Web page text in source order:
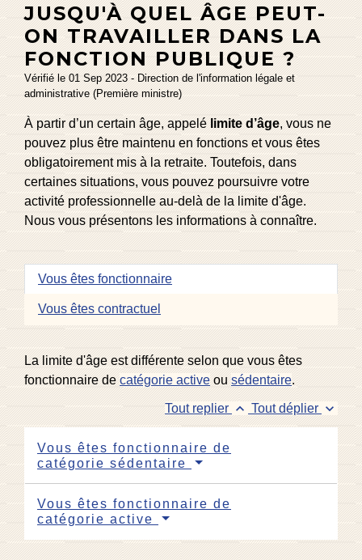
JUSQU'À QUEL ÂGE PEUT-
ON TRAVAILLER DANS LA
FONCTION PUBLIQUE ?
Vérifié le 01 Sep 2023 - Direction de l'information légale et
administrative (Première ministre)
À partir d’un certain âge, appelé limite d’âge, vous ne
pouvez plus être maintenu en fonctions et vous êtes
obligatoirement mis à la retraite. Toutefois, dans
certaines situations, vous pouvez poursuivre votre
activité professionnelle au-delà de la limite d'âge.
Nous vous présentons les informations à connaître.
Vous êtes fonctionnaire
Vous êtes contractuel
La limite d'âge est différente selon que vous êtes
fonctionnaire de catégorie active ou sédentaire.
Tout replier keyboard_arrow_up Tout déplier keyboard_arrow_down
Vous êtes fonctionnaire de
catégorie sédentaire
Vous êtes fonctionnaire de
catégorie active